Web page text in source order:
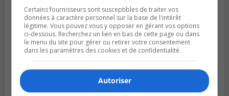
Certains fournisseurs sont susceptibles de traiter vos
données à caractère personnel sur la base de l'intérêt
légitime. Vous pouvez vous y opposer en gérant vos options
ci-dessous. Recherchez un lien en bas de cette page ou dans
le menu du site pour gérer ou retirer votre consentement
dans les paramètres des cookies et de confidentialité.
Autoriser